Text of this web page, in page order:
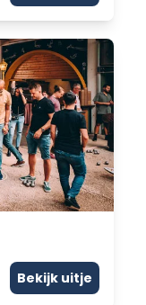
Bekijk uitje